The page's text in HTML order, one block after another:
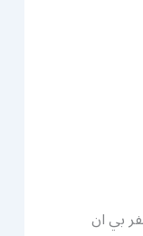
بي ان